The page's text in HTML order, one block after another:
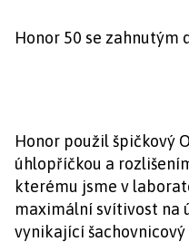
Honor 50 se zahnutým
Honor použil špičkový
úhlopříčkou a
kterému jsme v
maximální svítivost na
vynikající šachovnicový